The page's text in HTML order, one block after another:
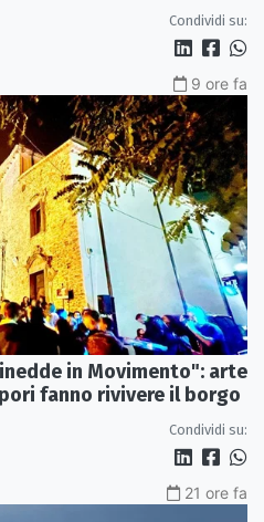
Condividi su:
9 ore fa
in Movimento": arte
fanno rivivere il borgo
Condividi su:
21 ore fa